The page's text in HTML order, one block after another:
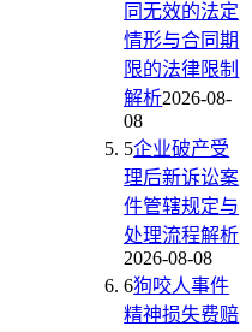
同无效的法定
情形与合同期
限的法律限制
解析2026-08-
08
5企业破产受
理后新诉讼案
件管辖规定与
处理流程解析
2026-08-08
6狗咬人事件
精神损失费赔